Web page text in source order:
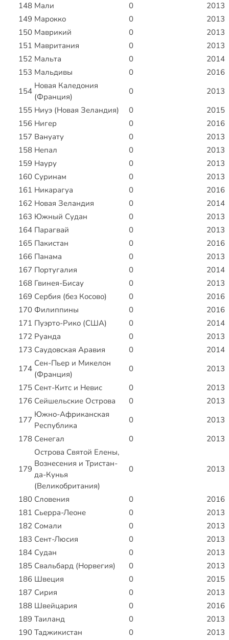
148 Мали 0
2013
149 Марокко 0
2013
150 Маврикий 0
2013
151 Мавритания 0
2013
152 Мальта 0
2014
153 Мальдивы 0
2016
154
Новая Каледония
(Франция)
0
2013
155 Ниуэ (Новая Зеландия) 0
2015
156 Нигер 0
2016
157 Вануату 0
2013
158 Непал 0
2013
159 Науру 0
2013
160 Суринам 0
2013
161 Никарагуа 0
2016
162 Новая Зеландия 0
2014
163 Южный Судан 0
2013
164 Парагвай 0
2013
165 Пакистан 0
2016
166 Панама 0
2013
167 Португалия 0
2014
168 Гвинея-Бисау 0
2013
169 Сербия (без Косово) 0
2016
170 Филиппины 0
2016
171 Пуэрто-Рико (США) 0
2014
172 Руанда 0
2013
173 Саудовская Аравия 0
2014
174
Сен-Пьер и Микелон
(Франция)
0
2013
175 Сент-Китс и Невис 0
2013
176 Сейшельские Острова 0
2013
177
Южно-Африканская
Республика
0
2013
178 Сенегал 0 2013
179
Острова Святой Елены,
Вознесения и Тристан-
да-Кунья
(Великобритания)
0 2013
180 Словения 0
2016
181 Сьерра-Леоне 0
2013
182 Сомали 0
2013
183 Сент-Люсия 0
2013
184 Судан 0
2013
185 Свальбард (Норвегия) 0
2013
186 Швеция 0
2015
187 Сирия 0
2013
188 Швейцария 0
2016
189 Таиланд 0
2013
190 Таджикистан 0
2013